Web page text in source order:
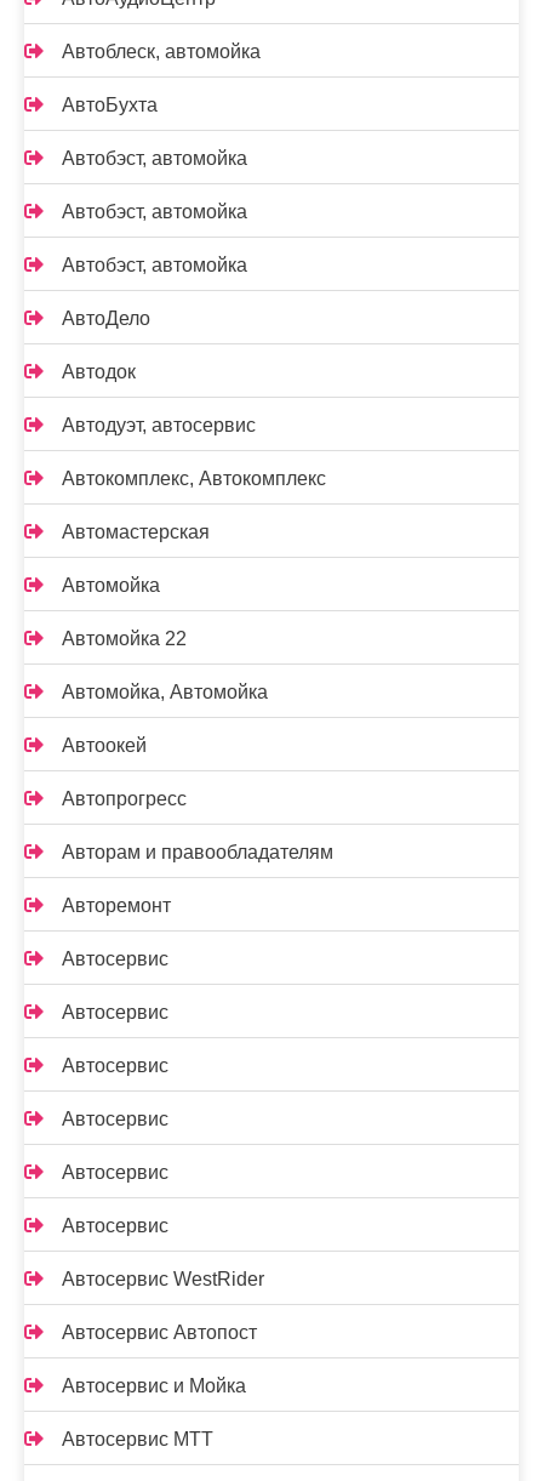
Автоблеск, автомойка
АвтоБухта
Автобэст, автомойка
Автобэст, автомойка
Автобэст, автомойка
АвтоДело
Автодок
Автодуэт, автосервис
Автокомплекс, Автокомплекс
Автомастерская
Автомойка
Автомойка 22
Автомойка, Автомойка
Автоокей
Автопрогресс
Авторам и правообладателям
Авторемонт
Автосервис
Автосервис
Автосервис
Автосервис
Автосервис
Автосервис
Автосервис WestRider
Автосервис Автопост
Автосервис и Мойка
Автосервис МТТ